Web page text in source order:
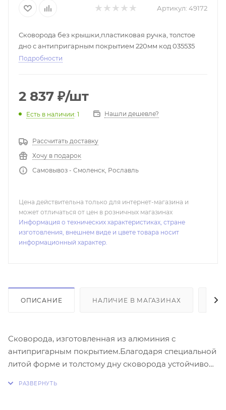
Артикул: 49172
Сковорода без крышки,пластиковая ручка, толстое
дно с антипригарным покрытием 220мм код 035535
Подробности
2 837 ₽/шт
Есть в наличии: 1 Нашли дешевле?
Рассчитать доставку
Хочу в подарок
Самовывоз - Смоленск, Рославль
Цена действительна только для интернет-магазина и
может отличаться от цен в розничных магазинах
Информация о технических характеристиках, стране
изготовления, внешнем виде и цвете товара носит
информационный характер.
ОПИСАНИЕ НАЛИЧИЕ В МАГАЗИНАХ
Сковорода, изготовленная из алюминия с
антипригарным покрытием.Благодаря специальной
литой форме и толстому дну сковорода устойчиво